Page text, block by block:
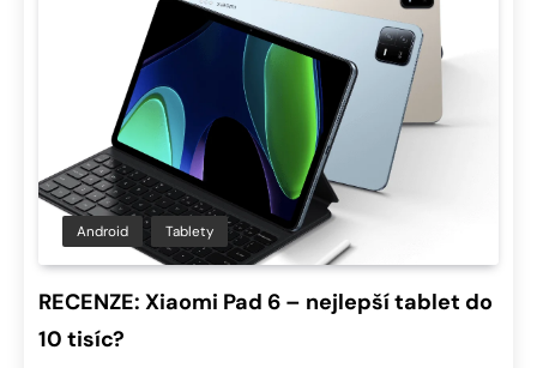
Android Tablety
RECENZE: Xiaomi Pad 6 – nejlepší tablet do
10 tisíc?